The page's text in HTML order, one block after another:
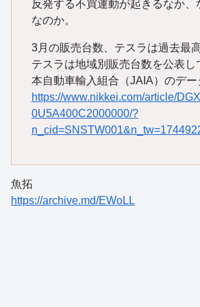
反発する不買運動が起きるなか、
なのか。
3月の販売台数、テスラは過去最
テスラは地域別販売台数を公表し
本自動車輸入組合（JAIA）のデ
https://www.nikkei.com/article/
0U5A400C2000000/?
魚拓
https://archive.md/EWoLL